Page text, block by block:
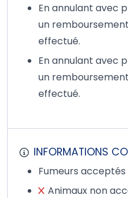
En annulant avec
un remboursement
effectué.
En annulant avec
un
effectué.
INFORMATIONS
Fumeurs acceptés
Animaux non